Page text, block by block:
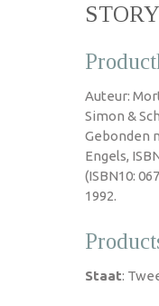
STORY
Auteur:
Simon &
Gebonden
Engels,
(ISBN10:
1992.
Staat: